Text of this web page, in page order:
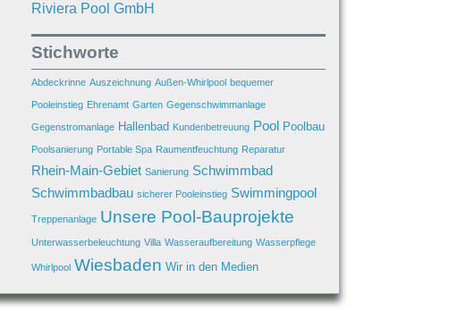
Riviera Pool GmbH
Stichworte
Abdeckrinne Auszeichnung Außen-Whirlpool bequemer
Pooleinstieg Ehrenamt Garten Gegenschwimmanlage
Gegenstromanlage Hallenbad Kundenbetreuung Pool Poolbau
Poolsanierung Portable Spa Raumentfeuchtung Reparatur
Rhein-Main-Gebiet Sanierung Schwimmbad
Schwimmbadbau sicherer Pooleinstieg Swimmingpool
Treppenanlage Unsere Pool-Bauprojekte
Unterwasserbeleuchtung Villa Wasseraufbereitung Wasserpflege
Whirlpool Wiesbaden Wir in den Medien